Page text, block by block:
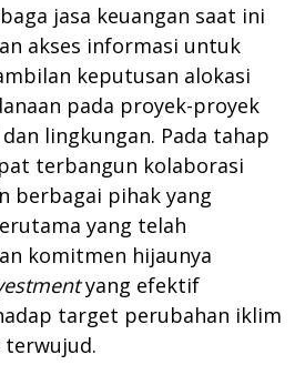
jasa keuangan saat ini
akses informasi untuk
keputusan alokasi
pada proyek-proyek
lingkungan. Pada tahap
terbangun kolaborasi
berbagai pihak yang
yang telah
komitmen hijaunya
yang efektif
target perubahan iklim